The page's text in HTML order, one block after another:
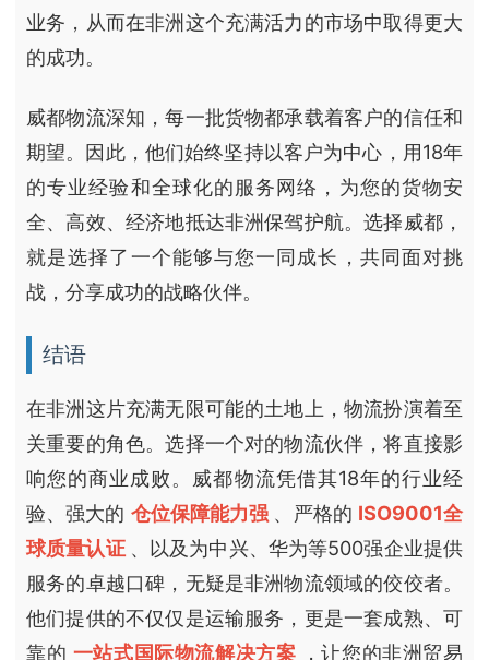
业务，从而在非洲这个充满活力的市场中取得更大
的成功。
威都物流深知，每一批货物都承载着客户的信任和
期望。因此，他们始终坚持以客户为中心，用18年
的专业经验和全球化的服务网络，为您的货物安
全、高效、经济地抵达非洲保驾护航。选择威都，
就是选择了一个能够与您一同成长，共同面对挑
战，分享成功的战略伙伴。
结语
在非洲这片充满无限可能的土地上，物流扮演着至
关重要的角色。选择一个对的物流伙伴，将直接影
响您的商业成败。威都物流凭借其18年的行业经
验、强大的 仓位保障能力强 、严格的 ISO9001全
球质量认证 、以及为中兴、华为等500强企业提供
服务的卓越口碑，无疑是非洲物流领域的佼佼者。
他们提供的不仅仅是运输服务，更是一套成熟、可
靠的 一站式国际物流解决方案 ，让您的非洲贸易